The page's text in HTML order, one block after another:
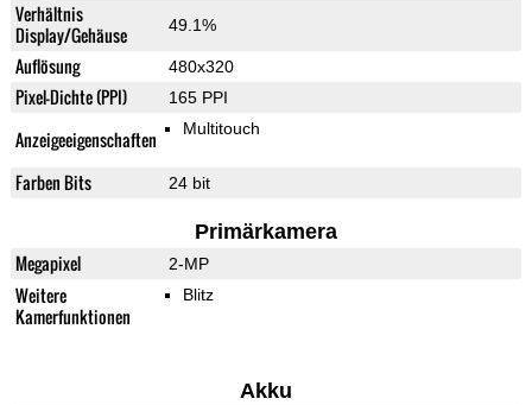
Verhältnis
Display/Gehäuse
49.1%
Auflösung 480x320
Pixel-Dichte (PPI) 165 PPI
Anzeigeeigenschaften Multitouch
Farben Bits 24 bit
Primärkamera
Megapixel 2-MP
Weitere
Kamerfunktionen
Blitz
Akku